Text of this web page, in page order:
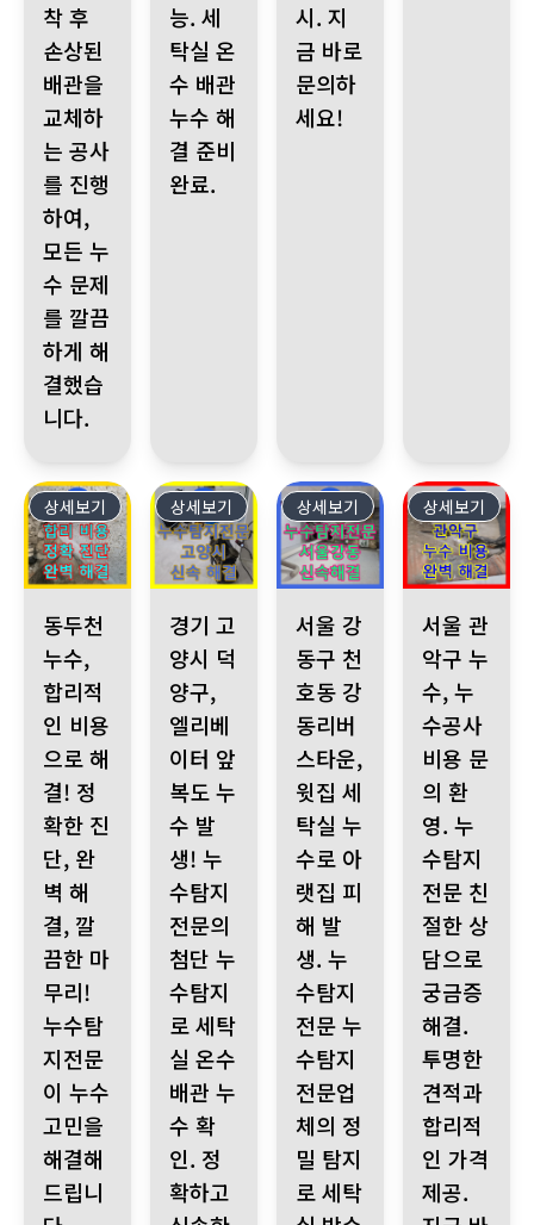
착 후
손상된
배관을
교체하
는 공사
를 진행
하여,
모든 누
수 문제
를 깔끔
하게 해
결했습
니다.
능. 세
탁실 온
수 배관
누수 해
결 준비
완료.
시. 지
금 바로
문의하
세요!
56
상세보기
동두천
누수,
합리적
인 비용
으로 해
결! 정
확한 진
단, 완
벽 해
결, 깔
끔한 마
무리!
누수탐
지전문
이 누수
고민을
해결해
드립니
55
상세보기
경기 고
양시 덕
양구,
엘리베
이터 앞
복도 누
수 발
생! 누
수탐지
전문의
첨단 누
수탐지
로 세탁
실 온수
배관 누
수 확
인. 정
확하고
54
상세보기
서울 강
동구 천
호동 강
동리버
스타운,
윗집 세
탁실 누
수로 아
랫집 피
해 발
생. 누
수탐지
전문 누
수탐지
전문업
체의 정
밀 탐지
로 세탁
53
상세보기
서울 관
악구 누
수, 누
수공사
비용 문
의 환
영. 누
수탐지
전문 친
절한 상
담으로
궁금증
해결.
투명한
견적과
합리적
인 가격
제공.